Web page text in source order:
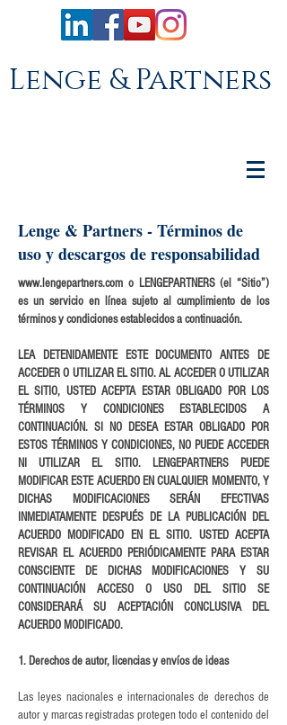
Lenge & Partners
Lenge & Partners - Términos de
uso y descargos de responsabilidad
www.lengepartners.com o LENGEPARTNERS (el “Sitio”)
es un servicio en línea sujeto al cumplimiento de los
términos y condiciones establecidos a continuación.
LEA DETENIDAMENTE ESTE DOCUMENTO ANTES DE
ACCEDER O UTILIZAR EL SITIO. AL ACCEDER O UTILIZAR
EL SITIO, USTED ACEPTA ESTAR OBLIGADO POR LOS
TÉRMINOS Y CONDICIONES ESTABLECIDOS A
CONTINUACIÓN. SI NO DESEA ESTAR OBLIGADO POR
ESTOS TÉRMINOS Y CONDICIONES, NO PUEDE ACCEDER
NI UTILIZAR EL SITIO. LENGEPARTNERS PUEDE
MODIFICAR ESTE ACUERDO EN CUALQUIER MOMENTO, Y
DICHAS MODIFICACIONES SERÁN EFECTIVAS
INMEDIATAMENTE DESPUÉS DE LA PUBLICACIÓN DEL
ACUERDO MODIFICADO EN EL SITIO. USTED ACEPTA
REVISAR EL ACUERDO PERIÓDICAMENTE PARA ESTAR
CONSCIENTE DE DICHAS MODIFICACIONES Y SU
CONTINUACIÓN ACCESO O USO DEL SITIO SE
CONSIDERARÁ SU ACEPTACIÓN CONCLUSIVA DEL
ACUERDO MODIFICADO.
1. Derechos de autor, licencias y envíos de ideas
Las leyes nacionales e internacionales de derechos de
autor y marcas registradas protegen todo el contenido del